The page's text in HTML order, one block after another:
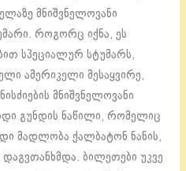
მნიშვნელოვანი
როგორც იქნა, ეს
სპეციალურ სტუმარს,
ამერიკელი მესაყვირე,
მნიშვნელოვანი
გუნდის ნაწილი, რომელიც
მადლობა ქალბატონ ნანის,
ბილეთები უკვე